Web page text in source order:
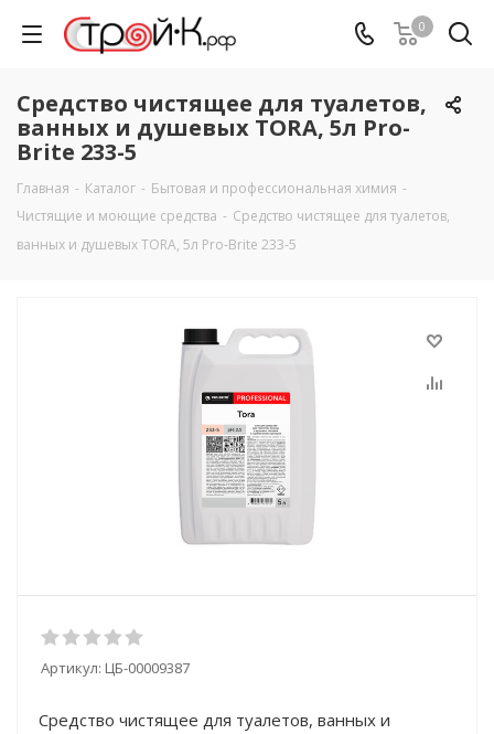
0
Cредство чистящее для туалетов,
ванных и душевых TORA, 5л Pro-
Brite 233-5
Главная - Каталог - Бытовая и профессиональная химия -
Чистящие и моющие средства - Cредство чистящее для туалетов,
ванных и душевых TORA, 5л Pro-Brite 233-5
Артикул: ЦБ-00009387
Cредство чистящее для туалетов, ванных и